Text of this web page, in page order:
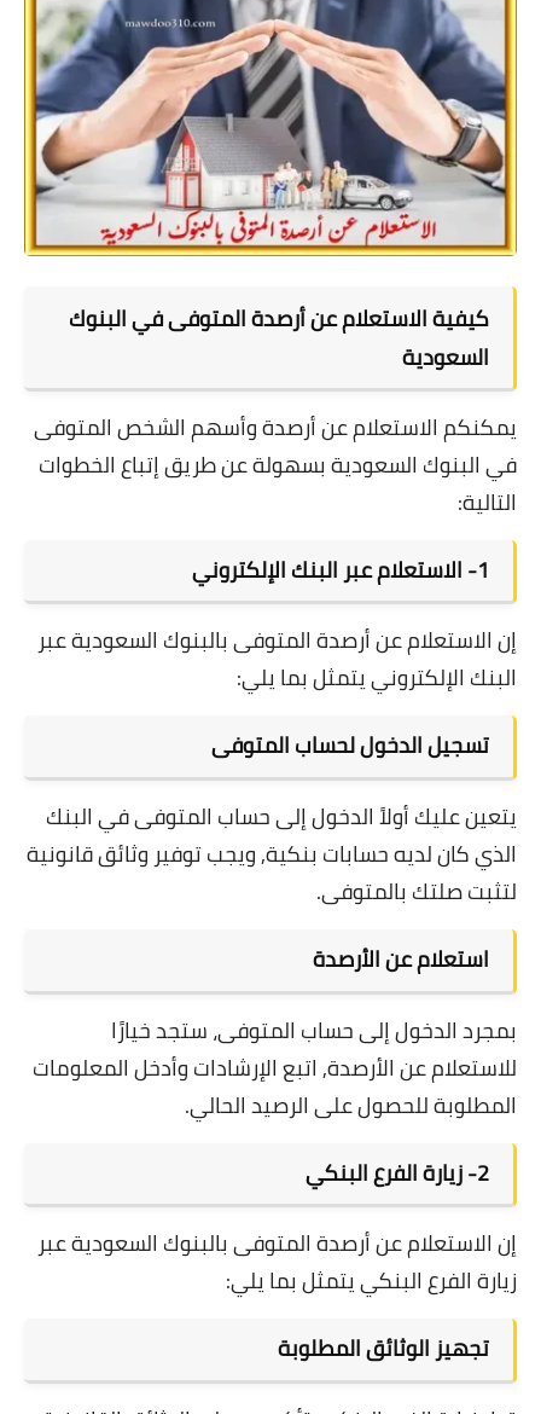
كيفية الاستعلام عن أرصدة المتوفى في البنوك
السعودية
يمكنكم الاستعلام عن أرصدة وأسهم الشخص المتوفى
في البنوك السعودية بسهولة عن طريق إتباع الخطوات
التالية:
1- الاستعلام عبر البنك الإلكتروني
إن الاستعلام عن أرصدة المتوفى بالبنوك السعودية عبر
البنك الإلكتروني يتمثل بما يلي:
تسجيل الدخول لحساب المتوفى
يتعين عليك أولاً الدخول إلى حساب المتوفى في البنك
الذي كان لديه حسابات بنكية, ويجب توفير وثائق قانونية
لتثبت صلتك بالمتوفى.
استعلام عن الأرصدة
بمجرد الدخول إلى حساب المتوفى، ستجد خيارًا
للاستعلام عن الأرصدة, اتبع الإرشادات وأدخل المعلومات
المطلوبة للحصول على الرصيد الحالي.
2- زيارة الفرع البنكي
إن الاستعلام عن أرصدة المتوفى بالبنوك السعودية عبر
زيارة الفرع البنكي يتمثل بما يلي:
تجهيز الوثائق المطلوبة